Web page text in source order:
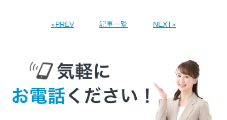
«PREV 記事一覧 NEXT»